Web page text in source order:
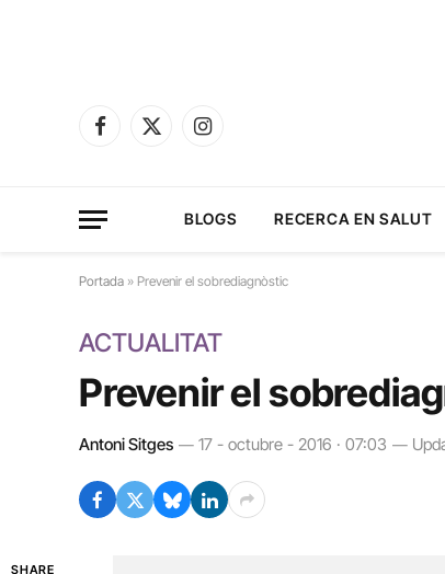
Facebook
X
Instagram
BLOGS RECERCA EN SALUT
Portada » Prevenir el sobrediagnòstic
ACTUALITAT
Prevenir el
Antoni Sitges 17 - octubre - 2016 · 07:03
SHARE